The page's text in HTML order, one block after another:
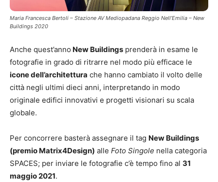
Maria Francesca Bertoli – Stazione AV Mediopadana Reggio Nell’Emilia – New
Buildings 2020
Anche quest’anno New Buildings prenderà in esame le
fotografie in grado di ritrarre nel modo più efficace le
icone dell’architettura che hanno cambiato il volto delle
città negli ultimi dieci anni, interpretando in modo
originale edifici innovativi e progetti visionari su scala
globale.
Per concorrere basterà assegnare il tag New Buildings
(premio Matrix4Design) alle Foto Singole nella categoria
SPACES; per inviare le fotografie c’è tempo fino al 31
maggio 2021.